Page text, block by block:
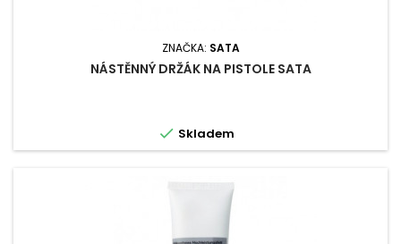
ZNAČKA: SATA
NÁSTĚNNÝ DRŽÁK NA PISTOLE SATA
 Skladem